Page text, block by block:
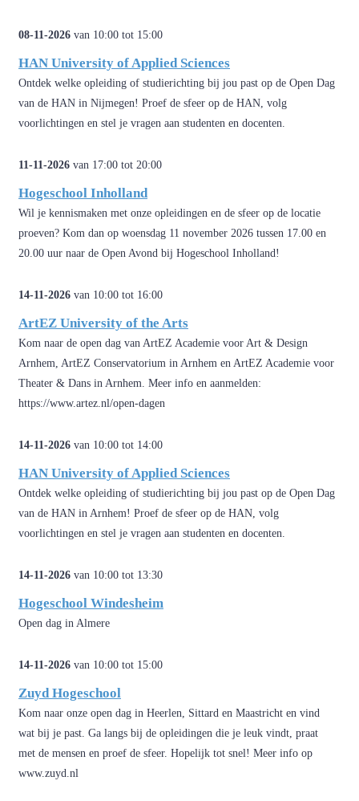
08-11-2026 van 10:00 tot 15:00
HAN University of Applied Sciences
Ontdek welke opleiding of studierichting bij jou past op de Open Dag
van de HAN in Nijmegen! Proef de sfeer op de HAN, volg
voorlichtingen en stel je vragen aan studenten en docenten.
11-11-2026 van 17:00 tot 20:00
Hogeschool Inholland
Wil je kennismaken met onze opleidingen en de sfeer op de locatie
proeven? Kom dan op woensdag 11 november 2026 tussen 17.00 en
20.00 uur naar de Open Avond bij Hogeschool Inholland!
14-11-2026 van 10:00 tot 16:00
ArtEZ University of the Arts
Kom naar de open dag van ArtEZ Academie voor Art & Design
Arnhem, ArtEZ Conservatorium in Arnhem en ArtEZ Academie voor
Theater & Dans in Arnhem. Meer info en aanmelden:
https://www.artez.nl/open-dagen
14-11-2026 van 10:00 tot 14:00
HAN University of Applied Sciences
Ontdek welke opleiding of studierichting bij jou past op de Open Dag
van de HAN in Arnhem! Proef de sfeer op de HAN, volg
voorlichtingen en stel je vragen aan studenten en docenten.
14-11-2026 van 10:00 tot 13:30
Hogeschool Windesheim
Open dag in Almere
14-11-2026 van 10:00 tot 15:00
Zuyd Hogeschool
Kom naar onze open dag in Heerlen, Sittard en Maastricht en vind
wat bij je past. Ga langs bij de opleidingen die je leuk vindt, praat
met de mensen en proef de sfeer. Hopelijk tot snel! Meer info op
www.zuyd.nl